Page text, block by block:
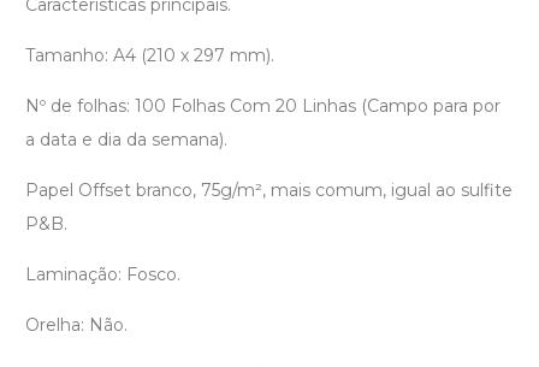
Características principais.
Tamanho: A4 (210 x 297 mm).
Nº de folhas: 100 Folhas Com 20 Linhas (Campo para por
a data e dia da semana).
Papel Offset branco, 75g/m², mais comum, igual ao sulfite
P&B.
Laminação: Fosco.
Orelha: Não.